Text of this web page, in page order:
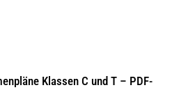
Klassen C und T – PDF-